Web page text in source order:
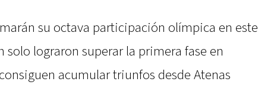
su octava participación olímpica en este
solo lograron superar la primera fase en
acumular triunfos desde Atenas